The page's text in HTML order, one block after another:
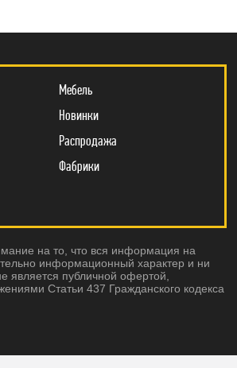
Мебель
Новинки
Распродажа
Фабрики
на то, что вся информация на
информационный характер и ни
является публичной офертой,
Статьи 437 Гражданского кодекса